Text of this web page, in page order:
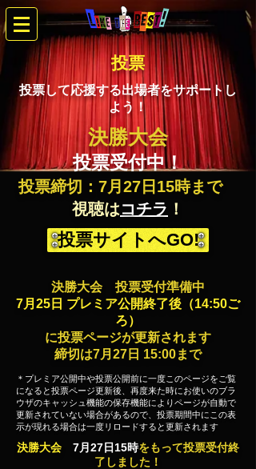
投票
投票して応援する出場者をサポートし
よう！
決勝大会 7月27日15時をもって投票受付終
了しました！
​決勝大会 投票受付準備中
7月25日 プレミア公開終了後（14:50ご
ろ）
に投票ページが更新されます
締切は7月27日 15:00まで
＊プレミア公開中や投票公開前に一度このページをご覧
になると投票ページ更新後、再度来た時にお使いのブラ
ウザのキャッシュ機能の保存機能によりページが自動で
更新されていない場合があるので、投票期間中にこの表
示が現れる場合は一度リロードすると更新されます
決勝大会
投票受付中！
投票締切：7月27日15時まで
視聴はコチラ ！
投票サイトへGO!